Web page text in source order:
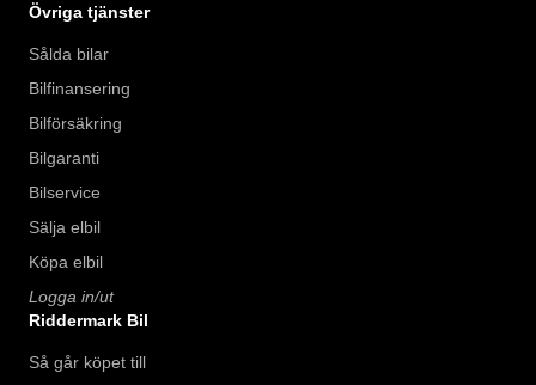
Övriga tjänster
Sålda bilar
Bilfinansering
Bilförsäkring
Bilgaranti
Bilservice
Sälja elbil
Köpa elbil
Logga in/ut
Riddermark Bil
Så går köpet till